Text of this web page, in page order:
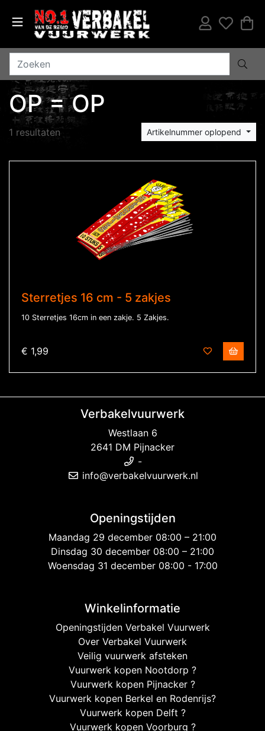
OP = OP
1 resultaten Artikelnummer oplopend
Sterretjes 16 cm - 5 zakjes
10 Sterretjes 16cm in een zakje. 5 Zakjes.
€ 1,99
Verbakelvuurwerk
Westlaan 6
2641 DM Pijnacker
-
info@verbakelvuurwerk.nl
Openingstijden
Maandag 29 december 08:00 – 21:00
Dinsdag 30 december 08:00 – 21:00
Woensdag 31 december 08:00 - 17:00
Winkelinformatie
Openingstijden Verbakel Vuurwerk
Over Verbakel Vuurwerk
Veilig vuurwerk afsteken
Vuurwerk kopen Nootdorp ?
Vuurwerk kopen Pijnacker ?
Vuurwerk kopen Berkel en Rodenrijs?
Vuurwerk kopen Delft ?
Vuurwerk kopen Voorburg ?